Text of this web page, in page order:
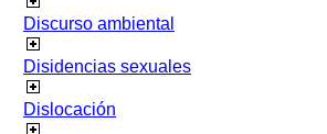
Discurso ambiental
Disidencias sexuales
Dislocación